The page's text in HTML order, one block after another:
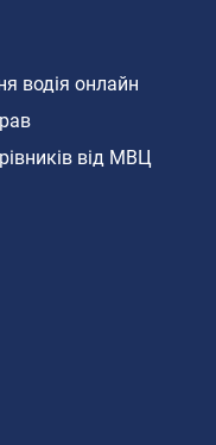
водія онлайн
від МВЦ